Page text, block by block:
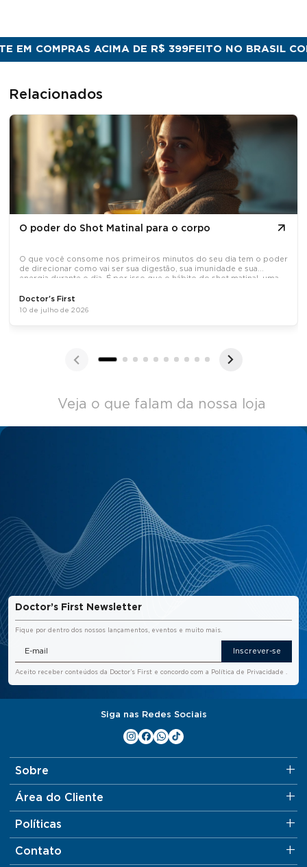
COMPRAS ACIMA DE R$ 399FEITO NO BRASIL COM
Relacionados
O poder do Shot Matinal para o corpo
O que você consome nos primeiros minutos do seu dia tem o poder
de direcionar como vai ser sua digestão, sua imunidade e sua
energia durante o dia. É por isso que o hábito do shot matinal, uma
Doctor's First
10 de julho de 2026
Veja o que falam da nossa loja
Doctor’s First Newsletter
Fique por dentro dos nossos lançamentos, eventos e muito mais.
Inscrever-se
Aceito receber conteúdos da Doctor’s First e concordo com a Política de Privacidade
Siga nas Redes Sociais
Sobre
Área do Cliente
Políticas
Contato